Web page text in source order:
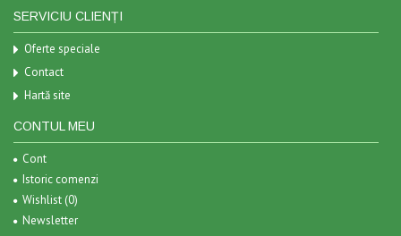
SERVICIU CLIENȚI
Oferte speciale
Contact
Hartă site
CONTUL MEU
Cont
Istoric comenzi
Wishlist (0)
Newsletter